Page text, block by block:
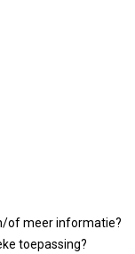
of meer informatie?
toepassing?